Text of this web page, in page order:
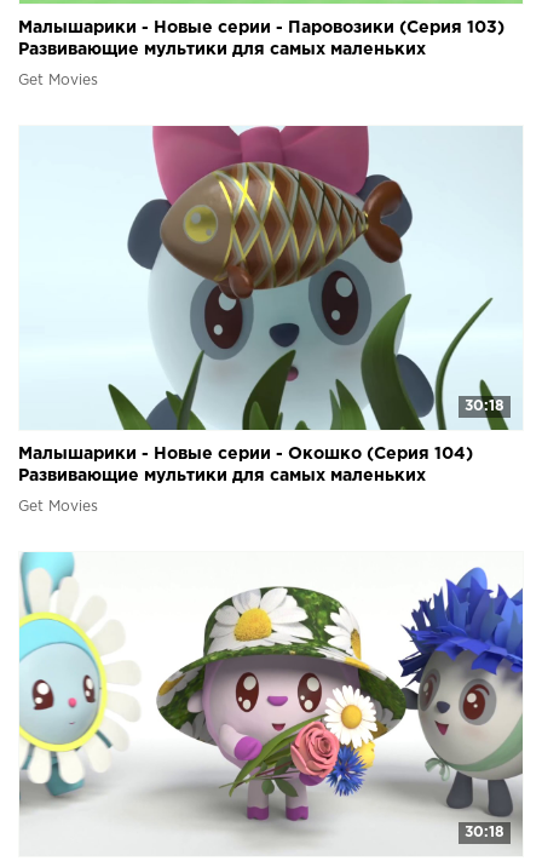
Малышарики - Новые серии - Паровозики (Серия 103)
Развивающие мультики для самых маленьких
Get Movies
30:18
Малышарики - Новые серии - Окошко (Серия 104)
Развивающие мультики для самых маленьких
Get Movies
30:18